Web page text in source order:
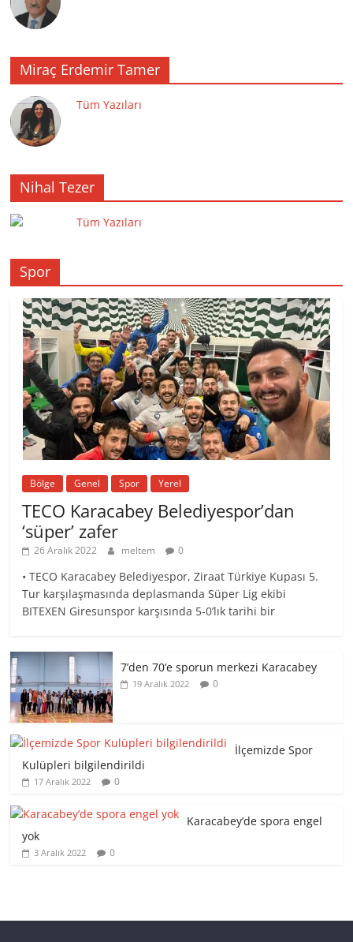
Miraç Erdemir Tamer
Tüm Yazıları
Nihal Tezer
Tüm Yazıları
Spor
Bölge Genel Spor Yerel
TECO Karacabey Belediyespor’dan
‘süper’ zafer
26 Aralık 2022 meltem 0
• TECO Karacabey Belediyespor, Ziraat Türkiye Kupası 5.
Tur karşılaşmasında deplasmanda Süper Lig ekibi
BITEXEN Giresunspor karşısında 5-0’lık tarihi bir
7’den 70’e sporun merkezi Karacabey
19 Aralık 2022 0
İlçemizde Spor
Kulüpleri bilgilendirildi
17 Aralık 2022 0
Karacabey’de spora engel
yok
3 Aralık 2022 0